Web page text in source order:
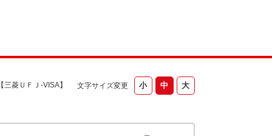
文字サイズ変更
【三菱ＵＦＪ-VISA】